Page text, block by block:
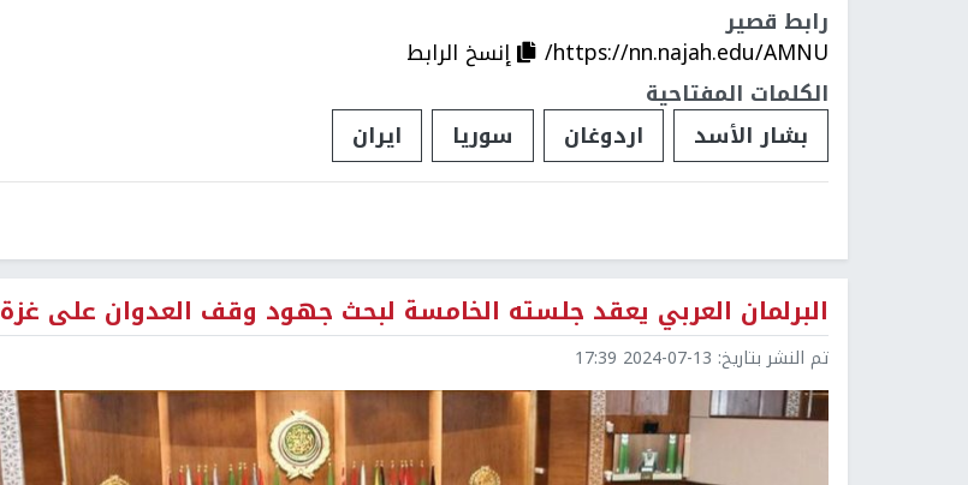
رابط قصير
https://nn.najah.edu/AMNU/
إنسخ الرابط
الكلمات المفتاحية
بشار الأسد
اردوغان سوريا ايران
البرلمان العربي يعقد جلسته الخامسة لبحث جهود وقف العدوان على غزة
تم النشر بتاريخ: 2024-07-13 17:39